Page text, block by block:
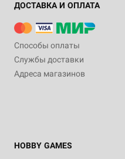
ДОСТАВКА И ОПЛАТА
Способы оплаты
Службы доставки
Адреса магазинов
HOBBY GAMES